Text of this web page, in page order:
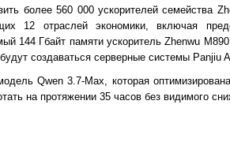
более 560 000 ускорителей семейства
12 отраслей экономики, включая
144 Гбайт памяти ускоритель Zhenwu
создаваться серверные системы Panjiu
Qwen 3.7-Max, которая
на протяжении 35 часов без видимого